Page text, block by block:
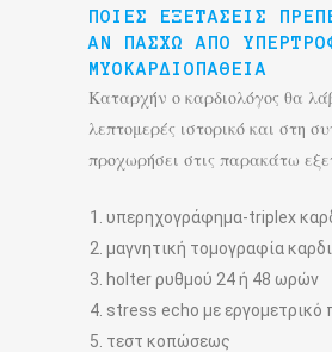
ΠΟΙΕΣ ΕΞΕΤΆΣΕΙΣ
ΑΝ ΠΆΣΧΩ ΑΠΌ
ΜΥΟΚΑΡΔΙΟΠΆΘΕΙΑ
Καταρχήν ο καρδιολόγος θα
λεπτομερές ιστορικό και στη
προχωρήσει στις παρακάτω
υπερηχογράφημα-triplex
μαγνητική τομογραφία
holter ρυθμού 24 ή 48 ωρών
stress echo με εργομετρικό
τεστ κοπώσεως